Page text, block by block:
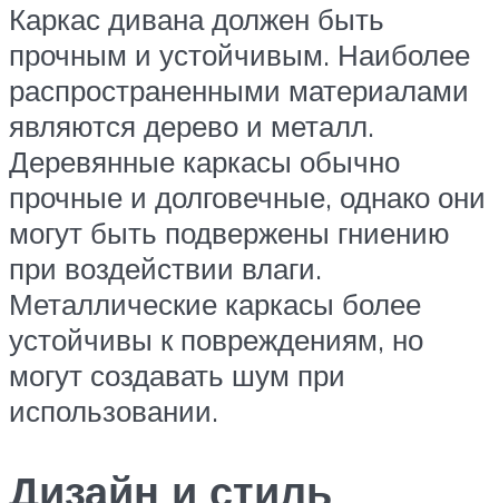
Каркас дивана должен быть
прочным и устойчивым. Наиболее
распространенными материалами
являются дерево и металл.
Деревянные каркасы обычно
прочные и долговечные, однако они
могут быть подвержены гниению
при воздействии влаги.
Металлические каркасы более
устойчивы к повреждениям, но
могут создавать шум при
использовании.
Дизайн и стиль